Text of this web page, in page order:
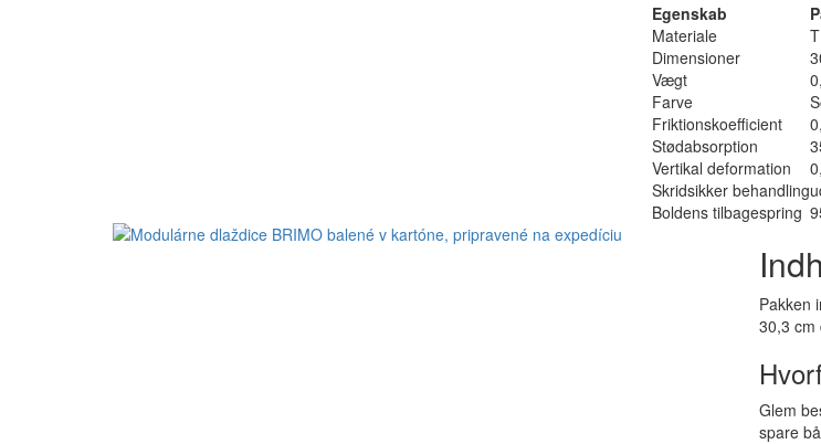
Egenskab
Materiale
Dimensioner
Vægt
Farve
Friktionskoefficient
Stødabsorption
Vertikal deformation
Skridsikker behandling
Boldens tilbagespring
Pakken
30,3 cm
Glem
spare